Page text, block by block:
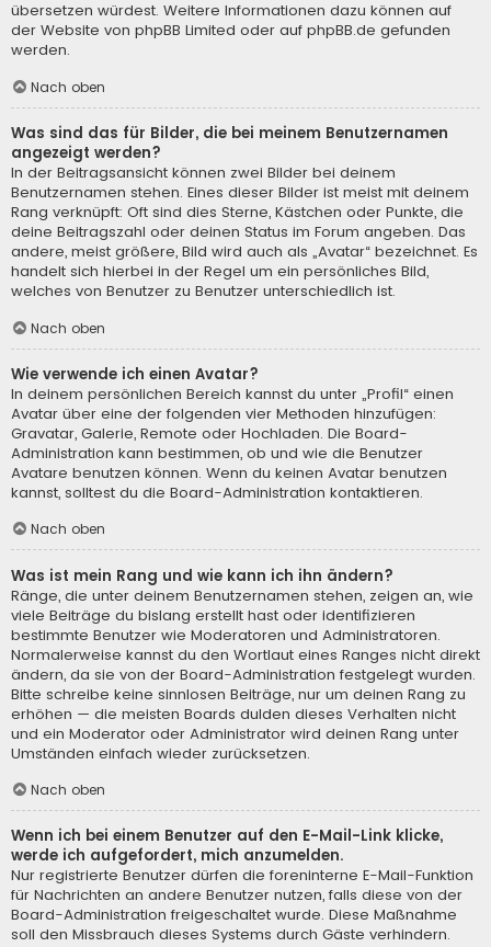
übersetzen würdest. Weitere Informationen dazu können auf
der Website von phpBB Limited oder auf phpBB.de gefunden
werden.
Nach oben
Was sind das für Bilder, die bei meinem Benutzernamen
angezeigt werden?
In der Beitragsansicht können zwei Bilder bei deinem
Benutzernamen stehen. Eines dieser Bilder ist meist mit deinem
Rang verknüpft: Oft sind dies Sterne, Kästchen oder Punkte, die
deine Beitragszahl oder deinen Status im Forum angeben. Das
andere, meist größere, Bild wird auch als „Avatar“ bezeichnet. Es
handelt sich hierbei in der Regel um ein persönliches Bild,
welches von Benutzer zu Benutzer unterschiedlich ist.
Nach oben
Wie verwende ich einen Avatar?
In deinem persönlichen Bereich kannst du unter „Profil“ einen
Avatar über eine der folgenden vier Methoden hinzufügen:
Gravatar, Galerie, Remote oder Hochladen. Die Board-
Administration kann bestimmen, ob und wie die Benutzer
Avatare benutzen können. Wenn du keinen Avatar benutzen
kannst, solltest du die Board-Administration kontaktieren.
Nach oben
Was ist mein Rang und wie kann ich ihn ändern?
Ränge, die unter deinem Benutzernamen stehen, zeigen an, wie
viele Beiträge du bislang erstellt hast oder identifizieren
bestimmte Benutzer wie Moderatoren und Administratoren.
Normalerweise kannst du den Wortlaut eines Ranges nicht direkt
ändern, da sie von der Board-Administration festgelegt wurden.
Bitte schreibe keine sinnlosen Beiträge, nur um deinen Rang zu
erhöhen — die meisten Boards dulden dieses Verhalten nicht
und ein Moderator oder Administrator wird deinen Rang unter
Umständen einfach wieder zurücksetzen.
Nach oben
Wenn ich bei einem Benutzer auf den E-Mail-Link klicke,
werde ich aufgefordert, mich anzumelden.
Nur registrierte Benutzer dürfen die foreninterne E-Mail-Funktion
für Nachrichten an andere Benutzer nutzen, falls diese von der
Board-Administration freigeschaltet wurde. Diese Maßnahme
soll den Missbrauch dieses Systems durch Gäste verhindern.